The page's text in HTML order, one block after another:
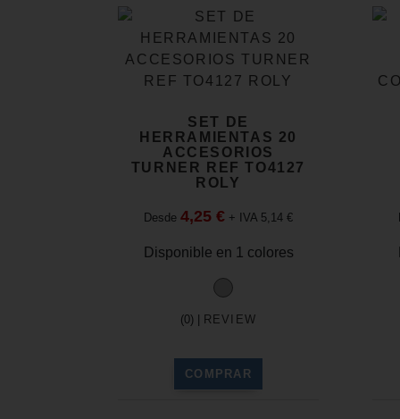
SET DE
HERRAMIENTAS 20
ACCESORIOS
TURNER REF TO4127
ROLY
Desde 4,25 € + IVA 5,14 €
Disponible en 1 colores
(0) | REVIEW
COMPRAR